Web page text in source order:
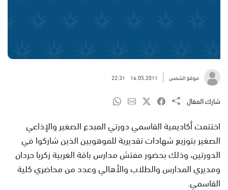
موقع الشمس 16.05.2011
22:31
شارك المقال
اختتمت أكاديمية القاسمي دورتي المبدع الصغير والإذاعي
الصغير بتوزيع شهادات تقديرية للموهوبين الذين شاركوا في
الدورتين، وذلك بحضور مفتش مدارس باقة الغربية زكريا حردان
ومديري المدارس والطلاب والأهالي وعدد من محاضري كلية
القاسمي.